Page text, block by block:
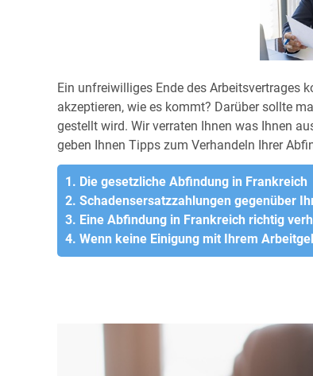
Ein unfreiwilliges Ende des
akzeptieren, wie es kommt? Darüber sollte
gestellt wird. Wir verraten Ihnen was Ihnen
geben Ihnen Tipps zum Verhandeln Ihrer
1. Die gesetzliche Abfindung in Frankreich
2. Schadensersatzzahlungen gegenüber
3. Eine Abfindung in Frankreich richtig
4. Wenn keine Einigung mit Ihrem